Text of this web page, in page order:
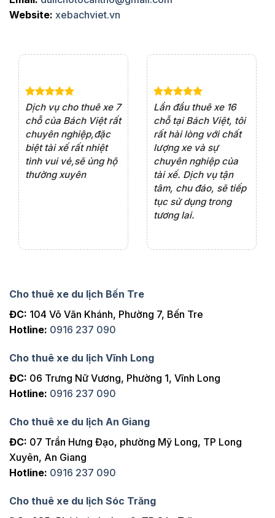
Website: xebachviet.vn
Dịch vụ cho thuê xe 7
chỗ của Bách Việt rất
chuyên nghiệp,đặc
biệt tài xế rất nhiệt
tình vui vẻ,sẽ ủng hộ
thường xuyên
Lần đầu thuê xe 16
chỗ tại Bách Việt, tôi
rất hài lòng với chất
lượng xe và sự
chuyên nghiệp của
tài xế. Dịch vụ tận
tâm, chu đáo, sẽ tiếp
tục sử dụng trong
tương lai.
Cho thuê xe du lịch Bến Tre
ĐC: 104 Võ Văn Khánh, Phường 7, Bến Tre
Hotline: 0916 237 090
Cho thuê xe du lịch Vĩnh Long
ĐC: 06 Trưng Nữ Vương, Phường 1, Vĩnh Long
Hotline: 0916 237 090
Cho thuê xe du lịch An Giang
ĐC: 07 Trần Hưng Đạo, phường Mỹ Long, TP Long
Xuyên, An Giang
Hotline: 0916 237 090
Cho thuê xe du lịch Sóc Trăng